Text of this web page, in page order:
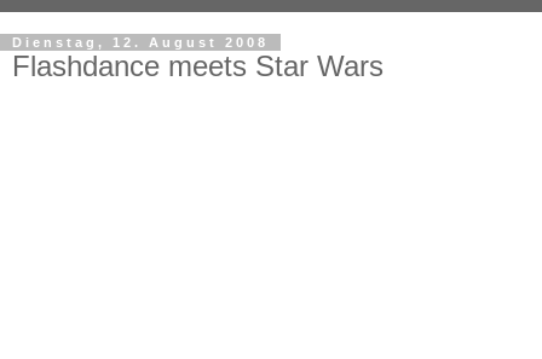
Dienstag, 12. August 2008
Flashdance meets Star Wars